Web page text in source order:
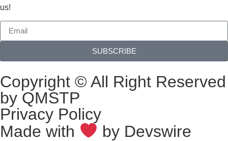
us!
SUBSCRIBE
Copyright © All Right Reserved
by QMSTP
Privacy Policy
Made with
by Devswire